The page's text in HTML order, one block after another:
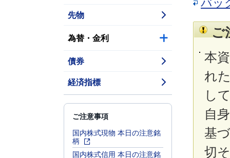
先物
為替・金利
債券
経済指標
ご注意事項
国内株式現物 本日の注意銘
柄
国内株式信用 本日の注意銘
バッ
ご
本
れ
し
自
基
切